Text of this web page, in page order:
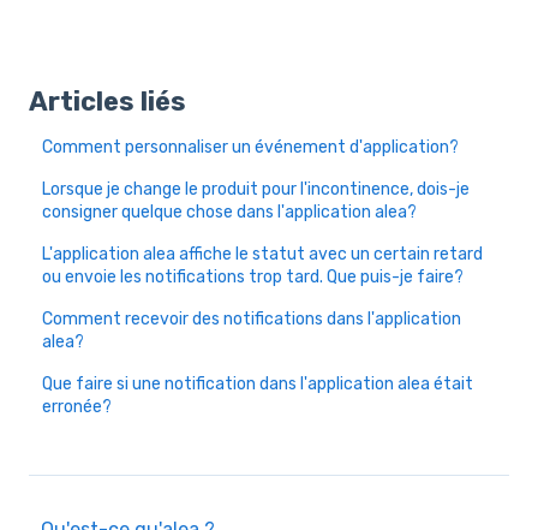
Articles liés
Comment personnaliser un événement d'application?
Lorsque je change le produit pour l'incontinence, dois-je
consigner quelque chose dans l'application alea?
L'application alea affiche le statut avec un certain retard
ou envoie les notifications trop tard. Que puis-je faire?
Comment recevoir des notifications dans l'application
alea?
Que faire si une notification dans l'application alea était
erronée?